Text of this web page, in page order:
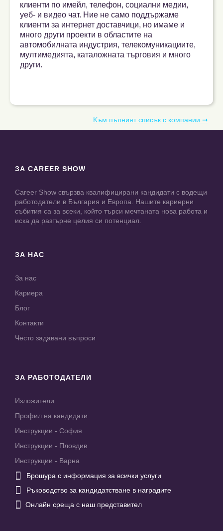
клиенти по имейл, телефон, социални медии,
уеб- и видео чат. Ние не само поддържаме
клиенти за интернет доставчици, но имаме и
много други проекти в областите на
автомобилната индустрия, телекомуникациите,
мултимедията, каталожната търговия и много
други.
Kъм пълният списък с компании ➞
ЗА CAREER SHOW
Career Show свързва квалифицирани кандидати с водещи
работодатели в България и Европа. Нашите кариерни
събития са за всеки, който търси мечтаната нова работа и
иска да разгърне целия си потенциал.
ЗА НАС
За нас
Кариера
Блог
Контакти
Често задавани въпроси
ЗА РАБОТОДАТЕЛИ
Изложители
Профил на кандидати
Инструкции - София
Инструкции - Пловдив
Инструкции - Варна
 Брошура с информация за всички услуги
 Ръководство за кандидатстване в наградите
 Онлайн среща с наш представител